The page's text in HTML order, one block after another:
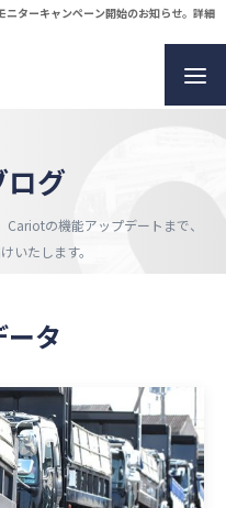
ターキャンペーン開始のお知らせ。詳細
グ
Cariotの機能アップデートまで、
いたします。
ータ